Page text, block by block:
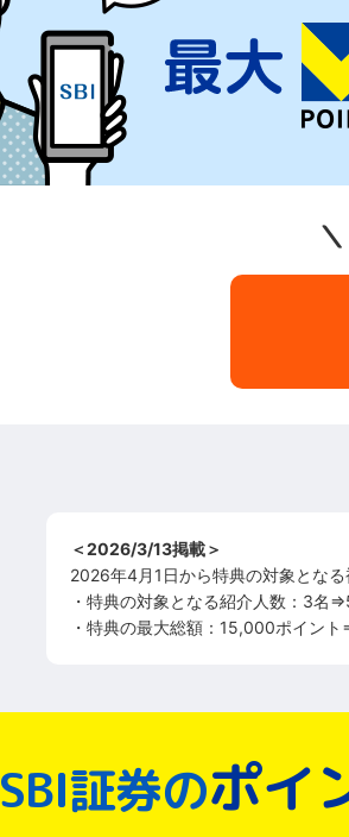
＜2026/3/13掲載＞
2026年4月1日から特典の対象となる
・特典の対象となる紹介人数：3名
・特典の最大総額：15,000ポイン
SBI証券のポイ